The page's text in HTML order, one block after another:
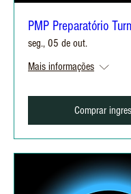
PMP Preparatório
seg., 05 de out.
Mais informações
Comprar